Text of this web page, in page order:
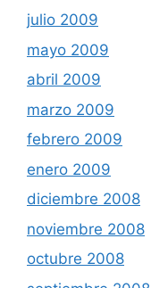
julio 2009
mayo 2009
abril 2009
marzo 2009
febrero 2009
enero 2009
diciembre 2008
noviembre 2008
octubre 2008